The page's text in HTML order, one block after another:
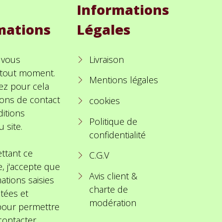
moment.
pour cela
de contact
site.
ce
j'accepte que
saisies
et
permettre
Informations
Légales
Livraison
Mentions légales
cookies
Politique de
confidentialité
C.G.V
Avis client &
charte de
modération